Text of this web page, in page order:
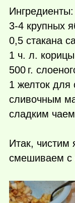
Ингредиенты:
3-4 крупных
0,5 стакана
1 ч. л.
500 г.
1 желток для
сливочным
сладким
Итак, чистим
смешиваем с